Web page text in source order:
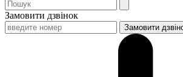
Замовити дзвінок